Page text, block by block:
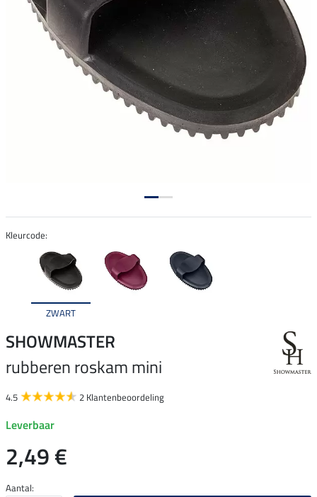
Kleurcode:
ZWART
SHOWMASTER
rubberen roskam mini
4.5 2 Klantenbeoordeling
Leverbaar
2,49 €
Aantal: